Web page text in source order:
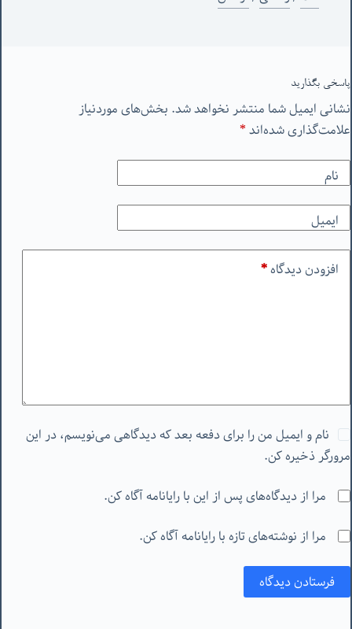
پاسخی بگذارید
نشانی ایمیل شما منتشر نخواهد شد. بخش‌های موردنیاز
علامت‌گذاری شده‌اند*
نام
ایمیل
افزودن دیدگاه*
نام و ایمیل من را برای دفعه بعد که دیدگاهی می‌نویسم، در این
مرورگر ذخیره کن.
مرا از دیدگاه‌های پس از این با رایانامه آگاه کن.
مرا از نوشته‌های تازه با رایانامه آگاه کن.
فرستادن دیدگاه